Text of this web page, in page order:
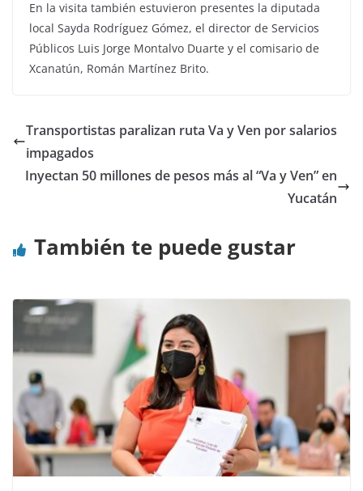
En la visita también estuvieron presentes la diputada
local Sayda Rodríguez Gómez, el director de Servicios
Públicos Luis Jorge Montalvo Duarte y el comisario de
Xcanatún, Román Martínez Brito.
Transportistas paralizan ruta Va y Ven por salarios
impagados
Inyectan 50 millones de pesos más al “Va y Ven” en
Yucatán
También te puede gustar